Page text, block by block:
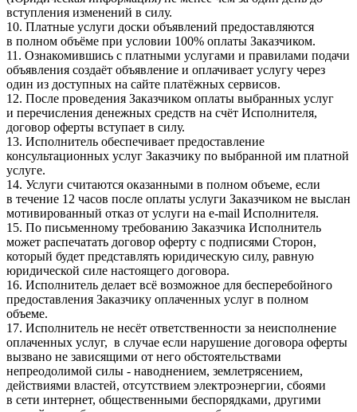
вступления изменений в силу.
10. Платные услуги доски объявлений предоставляются
в полном объёме при условии 100% оплаты Заказчиком.
11. Ознакомившись с платными услугами и правилами подачи
объявления создаёт объявление и оплачивает услугу через
один из доступных на сайте платёжных сервисов.
12. После проведения Заказчиком оплаты выбранных услуг
и перечисления денежных средств на счёт Исполнителя,
договор оферты вступает в силу.
13. Исполнитель обеспечивает предоставление
консультационных услуг Заказчику по выбранной им платной
услуге.
14. Услуги считаются оказанными в полном объеме, если
в течение 12 часов после оплаты услуги Заказчиком не выслан
мотивированный отказ от услуги на e-mail Исполнителя.
15. По письменному требованию Заказчика Исполнитель
может распечатать договор оферту с подписями Сторон,
который будет представлять юридическую силу, равную
юридической силе настоящего договора.
16. Исполнитель делает всё возможное для бесперебойного
предоставления Заказчику оплаченных услуг в полном
объеме.
17. Исполнитель не несёт ответственности за неисполнение
оплаченных услуг, в случае если нарушение договора оферты
вызвано не зависящими от него обстоятельствами
непреодолимой силы - наводнением, землетрясением,
действиями властей, отсутствием электроэнергии, сбоями
в сети интернет, общественными беспорядками, другими